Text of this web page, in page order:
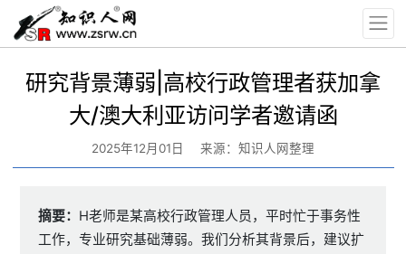
研究背景薄弱|高校行政管理者获加拿
大/澳大利亚访问学者邀请函
2025年12月01日 来源：知识人网整理
摘要： H老师是某高校行政管理人员，平时忙于事务性
工作，专业研究基础薄弱。我们分析其背景后，建议扩